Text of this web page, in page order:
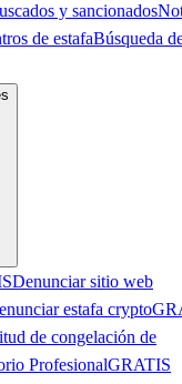
y sancionados
de estafaBúsqueda
Denunciar sitio web
estafa crypto
de congelación de
ProfesionalGRATIS